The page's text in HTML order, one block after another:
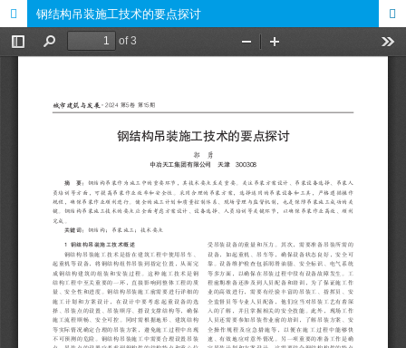
钢结构吊装施工技术的要点探讨